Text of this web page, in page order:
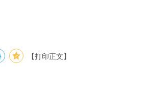
【打印正文】